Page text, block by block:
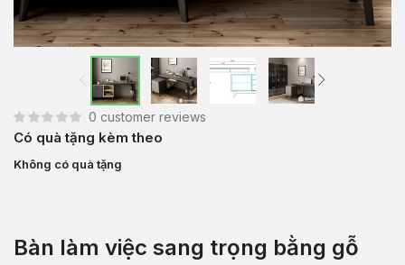
0 customer reviews
Có quà tặng kèm theo
Không có quà tặng
Bàn làm việc sang trọng bằng gỗ